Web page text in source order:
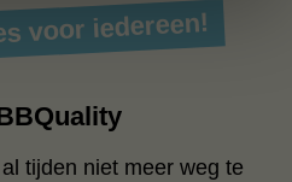
voor iedereen!
tijden niet meer weg te